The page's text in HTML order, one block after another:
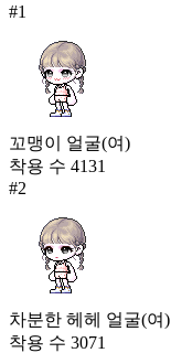
#1
꼬맹이 얼굴(여)
착용 수 4131
#2
차분한 헤헤 얼굴(여)
착용 수 3071